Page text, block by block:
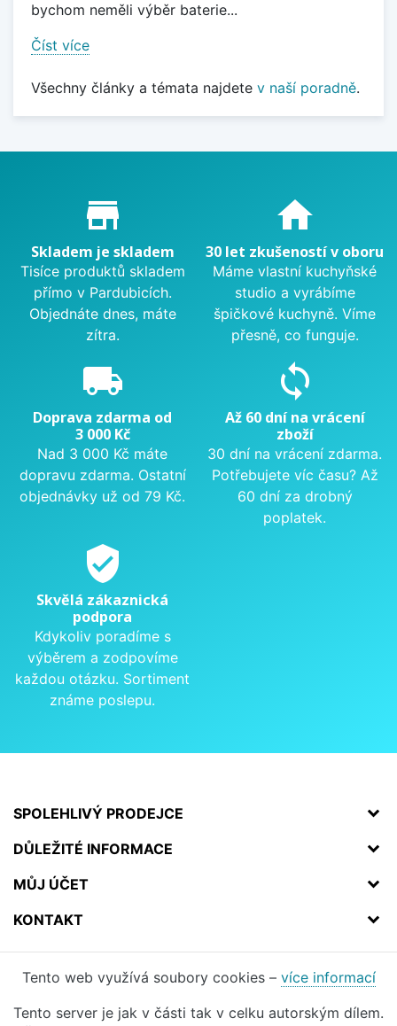
bychom neměli výběr baterie...
Číst více
Všechny články a témata najdete v naší poradně.
Proč nakupovat u nás?
store_mall_directory
Skladem je skladem
Tisíce produktů skladem
přímo v Pardubicích.
Objednáte dnes, máte
zítra.
home
30 let zkušeností v oboru
Máme vlastní kuchyňské
studio a vyrábíme
špičkové kuchyně. Víme
přesně, co funguje.
local_shipping
Doprava zdarma od
3 000 Kč
Nad 3 000 Kč máte
dopravu zdarma. Ostatní
objednávky už od 79 Kč.
sync
Až 60 dní na vrácení
zboží
30 dní na vrácení zdarma.
Potřebujete víc času? Až
60 dní za drobný
poplatek.
verified_user
Skvělá zákaznická
podpora
Kdykoliv poradíme s
výběrem a zodpovíme
každou otázku. Sortiment
známe poslepu.
SPOLEHLIVÝ PRODEJCE
DŮLEŽITÉ INFORMACE
MŮJ ÚČET
KONTAKT
Tento web využívá soubory cookies – více informací
Tento server je jak v části tak v celku autorským dílem.